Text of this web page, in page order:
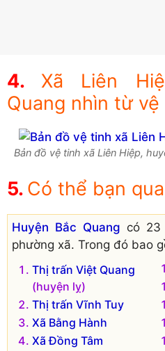
Xã Liên
Quang nhìn từ vệ
Bản đồ vệ tinh xã Liên Hiệp,
Có thể bạn
Huyện Bắc Quang có 23
phường xã. Trong đó bao
Thị trấn Việt Quang
(huyện lỵ)
Thị trấn Vĩnh Tuy
Xã Bằng Hành
Xã Đồng Tâm